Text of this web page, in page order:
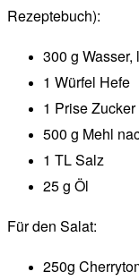
Rezeptebuch):
300 g Wasser,
1 Würfel Hefe
1 Prise
500 g Mehl
1 TL Salz
25 g Öl
Für den Salat:
250g